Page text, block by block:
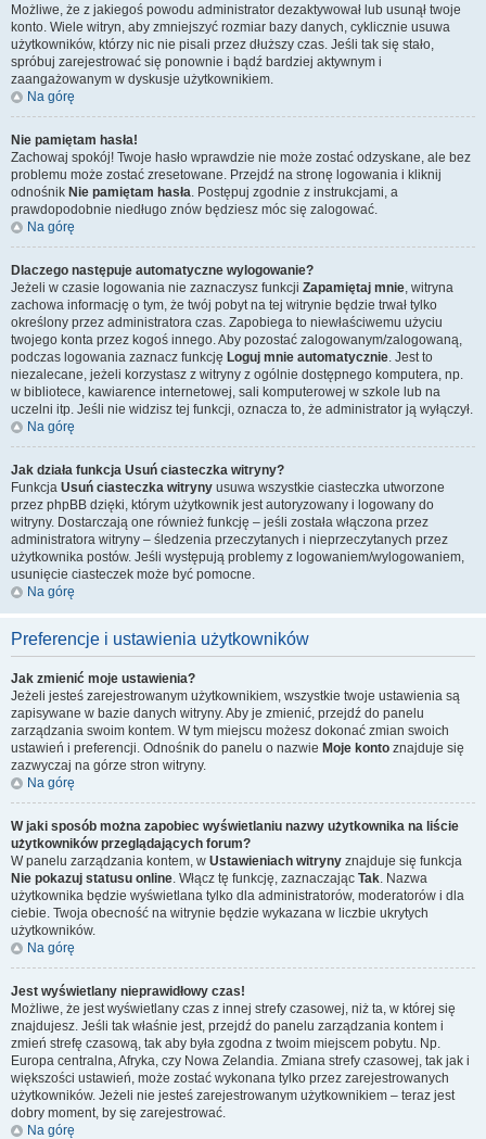
Możliwe, że z jakiegoś powodu administrator dezaktywował lub usunął twoje
konto. Wiele witryn, aby zmniejszyć rozmiar bazy danych, cyklicznie usuwa
użytkowników, którzy nic nie pisali przez dłuższy czas. Jeśli tak się stało,
spróbuj zarejestrować się ponownie i bądź bardziej aktywnym i
zaangażowanym w dyskusje użytkownikiem.
Na górę
Nie pamiętam hasła!
Zachowaj spokój! Twoje hasło wprawdzie nie może zostać odzyskane, ale bez
problemu może zostać zresetowane. Przejdź na stronę logowania i kliknij
odnośnik Nie pamiętam hasła. Postępuj zgodnie z instrukcjami, a
prawdopodobnie niedługo znów będziesz móc się zalogować.
Na górę
Dlaczego następuje automatyczne wylogowanie?
Jeżeli w czasie logowania nie zaznaczysz funkcji Zapamiętaj mnie, witryna
zachowa informację o tym, że twój pobyt na tej witrynie będzie trwał tylko
określony przez administratora czas. Zapobiega to niewłaściwemu użyciu
twojego konta przez kogoś innego. Aby pozostać zalogowanym/zalogowaną,
podczas logowania zaznacz funkcję Loguj mnie automatycznie. Jest to
niezalecane, jeżeli korzystasz z witryny z ogólnie dostępnego komputera, np.
w bibliotece, kawiarence internetowej, sali komputerowej w szkole lub na
uczelni itp. Jeśli nie widzisz tej funkcji, oznacza to, że administrator ją wyłączył.
Na górę
Jak działa funkcja Usuń ciasteczka witryny?
Funkcja Usuń ciasteczka witryny usuwa wszystkie ciasteczka utworzone
przez phpBB dzięki, którym użytkownik jest autoryzowany i logowany do
witryny. Dostarczają one również funkcję – jeśli została włączona przez
administratora witryny – śledzenia przeczytanych i nieprzeczytanych przez
użytkownika postów. Jeśli występują problemy z logowaniem/wylogowaniem,
usunięcie ciasteczek może być pomocne.
Na górę
Preferencje i ustawienia użytkowników
Jak zmienić moje ustawienia?
Jeżeli jesteś zarejestrowanym użytkownikiem, wszystkie twoje ustawienia są
zapisywane w bazie danych witryny. Aby je zmienić, przejdź do panelu
zarządzania swoim kontem. W tym miejscu możesz dokonać zmian swoich
ustawień i preferencji. Odnośnik do panelu o nazwie Moje konto znajduje się
zazwyczaj na górze stron witryny.
Na górę
W jaki sposób można zapobiec wyświetlaniu nazwy użytkownika na liście
użytkowników przeglądających forum?
W panelu zarządzania kontem, w Ustawieniach witryny znajduje się funkcja
Nie pokazuj statusu online. Włącz tę funkcję, zaznaczając Tak. Nazwa
użytkownika będzie wyświetlana tylko dla administratorów, moderatorów i dla
ciebie. Twoja obecność na witrynie będzie wykazana w liczbie ukrytych
użytkowników.
Na górę
Jest wyświetlany nieprawidłowy czas!
Możliwe, że jest wyświetlany czas z innej strefy czasowej, niż ta, w której się
znajdujesz. Jeśli tak właśnie jest, przejdź do panelu zarządzania kontem i
zmień strefę czasową, tak aby była zgodna z twoim miejscem pobytu. Np.
Europa centralna, Afryka, czy Nowa Zelandia. Zmiana strefy czasowej, tak jak i
większości ustawień, może zostać wykonana tylko przez zarejestrowanych
użytkowników. Jeżeli nie jesteś zarejestrowanym użytkownikiem – teraz jest
dobry moment, by się zarejestrować.
Na górę